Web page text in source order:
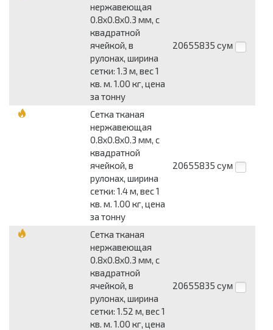
нержавеющая
0.8x0.8x0.3 мм, c
квадратной
ячейкой, в
рулонах, ширина
сетки: 1.3 м, вес 1
кв. м. 1.00 кг, цена
за тонну
20655835 сум
Сетка тканая
нержавеющая
0.8x0.8x0.3 мм, c
квадратной
ячейкой, в
рулонах, ширина
сетки: 1.4 м, вес 1
кв. м. 1.00 кг, цена
за тонну
20655835 сум
Сетка тканая
нержавеющая
0.8x0.8x0.3 мм, c
квадратной
ячейкой, в
рулонах, ширина
сетки: 1.52 м, вес 1
кв. м. 1.00 кг, цена
20655835 сум